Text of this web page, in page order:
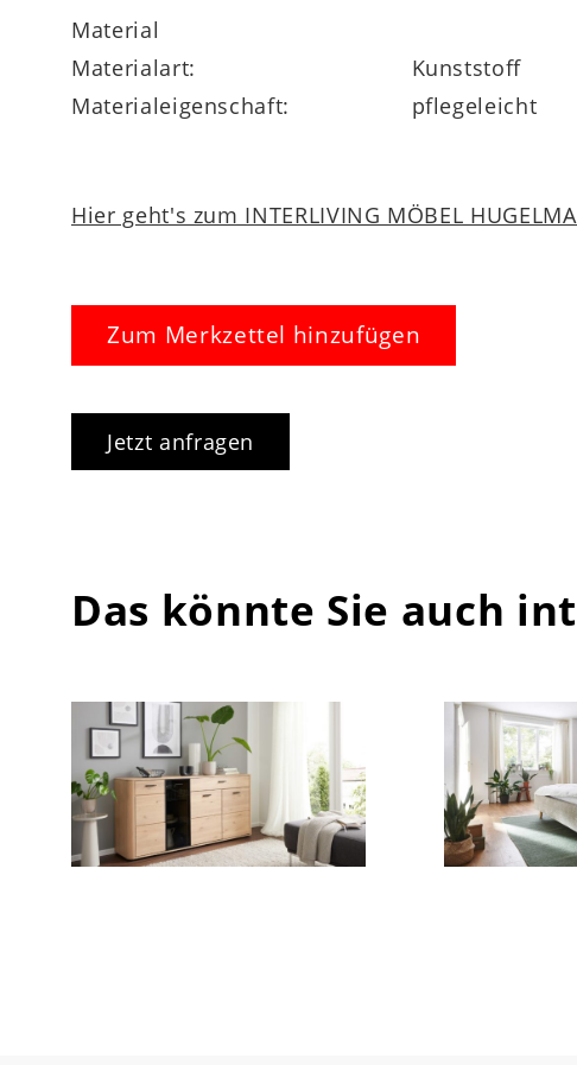
Material
Materialart:
Kunststoff
Materialeigenschaft:
pflegeleicht
Hier geht's zum INTERLIVING MÖBEL
Zum Merkzettel hinzufügen
Jetzt anfragen
Das könnte Sie auch